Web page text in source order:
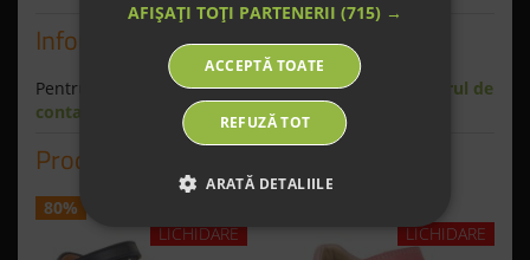
Informaţii
Pentru informaţii suplimentare scrie-ne pe
formularul de
contact
Produse similare
80%
LICHIDARE
LICHIDARE
AFIȘAȚI TOȚI PARTENERII (715) →
ACCEPTĂ TOATE
REFUZĂ TOT
ARATĂ DETALIILE